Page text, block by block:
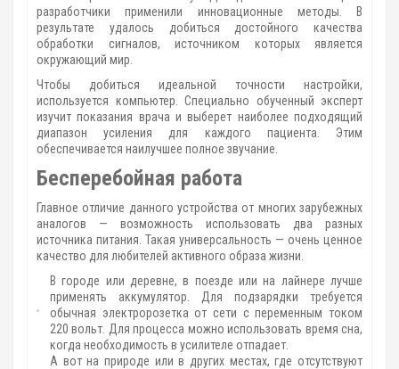
разработчики применили инновационные методы. В
результате удалось добиться достойного качества
обработки сигналов, источником которых является
окружающий мир.
Чтобы добиться идеальной точности настройки,
используется компьютер. Специально обученный эксперт
изучит показания врача и выберет наиболее подходящий
диапазон усиления для каждого пациента. Этим
обеспечивается наилучшее полное звучание.
Бесперебойная работа
Главное отличие данного устройства от многих зарубежных
аналогов — возможность использовать два разных
источника питания. Такая универсальность — очень ценное
качество для любителей активного образа жизни.
В городе или деревне, в поезде или на лайнере лучше
применять аккумулятор. Для подзарядки требуется
обычная электророзетка от сети с переменным током
220 вольт. Для процесса можно использовать время сна,
когда необходимость в усилителе отпадает.
А вот на природе или в других местах, где отсутствуют